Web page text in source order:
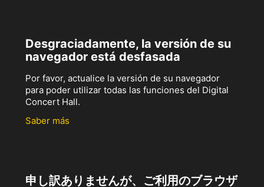
Desgraciadamente, la versión de su
navegador está desfasada
Por favor, actualice la versión de su navegador
para poder utilizar todas las funciones del Digital
Concert Hall.
Saber más
申し訳ありませんが、ご利用のブラウザ